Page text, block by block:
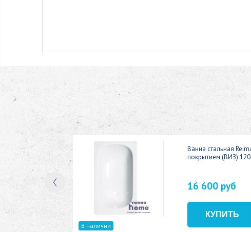
150x70
В наличии
Ванна стальная
покрытием (ВИЗ)
16 600 руб